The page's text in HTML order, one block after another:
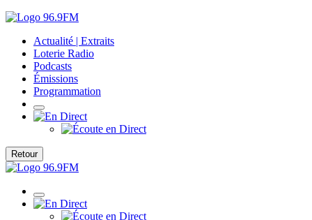
Actualité | Extraits
Loterie Radio
Podcasts
Émissions
Programmation
Retour